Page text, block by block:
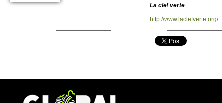
La clef verte
http://​www.​laclefverte.​org/​